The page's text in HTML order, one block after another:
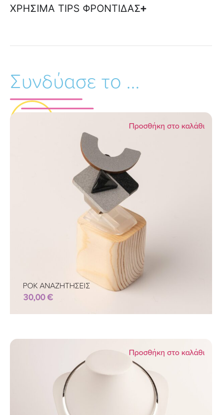
ΧΡΗΣΙΜΑ TIPS ΦΡΟΝΤΙΔΑΣ
Συνδύασε το ...
Προσθήκη στο καλάθι
ΡΟΚ ΑΝΑΖΗΤΗΣΕΙΣ
30,00€
Προσθήκη στο καλάθι